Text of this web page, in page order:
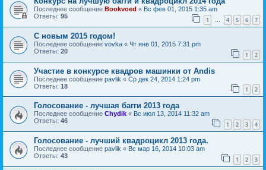
Последнее сообщение Bookvoed « Вс фев 01, 2015 1:35 am
Ответы: 95 1 … 4 5 6 7
С новым 2015 годом!
Последнее сообщение vovka « Чт янв 01, 2015 7:31 pm
Ответы: 20 1 2
Участие в конкурсе квадров машинки от Andis
Последнее сообщение pavlik « Ср дек 24, 2014 1:24 pm
Ответы: 18 1 2
Голосование - лучшая багги 2013 года
Последнее сообщение Chydik « Вс июл 13, 2014 11:32 am
Ответы: 46 1 2 3 4
Голосование - лучший квадроцикл 2013 года.
Последнее сообщение pavlik « Вс мар 16, 2014 10:03 am
Ответы: 43 1 2 3